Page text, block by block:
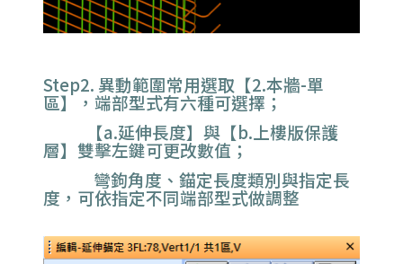
Step2. 異動範圍常用選取【2.本牆-單
區】，端部型式有六種可選擇；
【a.延伸長度】與 【b.上樓版保護
層】 雙擊左鍵可更改數值；
彎鉤角度、錨定長度類別與指定長
度，可依指定不同端部型式做調整